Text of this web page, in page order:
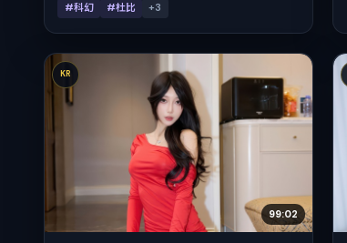
#科幻 #杜比 +3
KR
99:02